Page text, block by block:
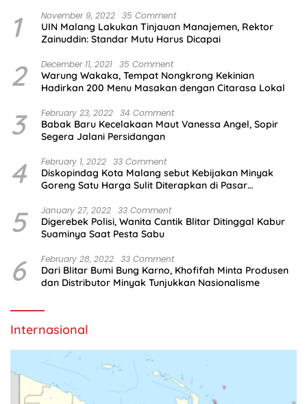
1 November 9, 2022 35 Comment
UIN Malang Lakukan Tinjauan Manajemen, Rektor
Zainuddin: Standar Mutu Harus Dicapai
2 December 11, 2021 35 Comment
Warung Wakaka, Tempat Nongkrong Kekinian
Hadirkan 200 Menu Masakan dengan Citarasa Lokal
3 February 23, 2022 34 Comment
Babak Baru Kecelakaan Maut Vanessa Angel, Sopir
Segera Jalani Persidangan
4 February 1, 2022 33 Comment
Diskopindag Kota Malang sebut Kebijakan Minyak
Goreng Satu Harga Sulit Diterapkan di Pasar
5 January 27, 2022 33 Comment
Digerebek Polisi, Wanita Cantik Blitar Ditinggal Kabur
Suaminya Saat Pesta Sabu
6 February 28, 2022 33 Comment
Dari Blitar Bumi Bung Karno, Khofifah Minta Produsen
dan Distributor Minyak Tunjukkan Nasionalisme
Internasional